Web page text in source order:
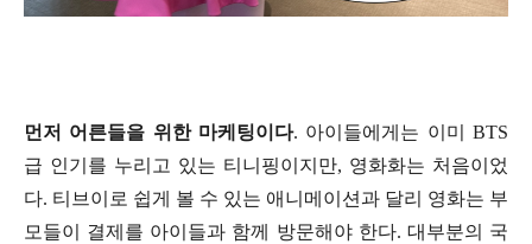
먼저 어른들을 위한 마케팅이다. 아이들에게는 이미
BTS
급 인기를 누리고 있는 티니핑이지만, 영화화는 처음이었
다. 티브이로 쉽게 볼 수 있는 애니메이션과 달리 영화는 부
모들이 결제를 아이들과 함께 방문해야 한다. 대부분의 국